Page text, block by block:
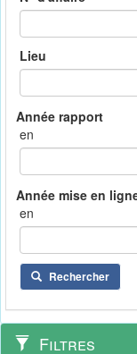
Lieu
en
en
Rechercher
Filtres